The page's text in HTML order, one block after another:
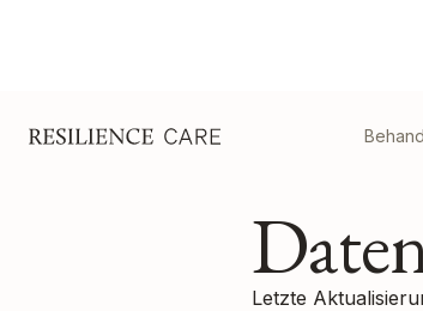
Letzte